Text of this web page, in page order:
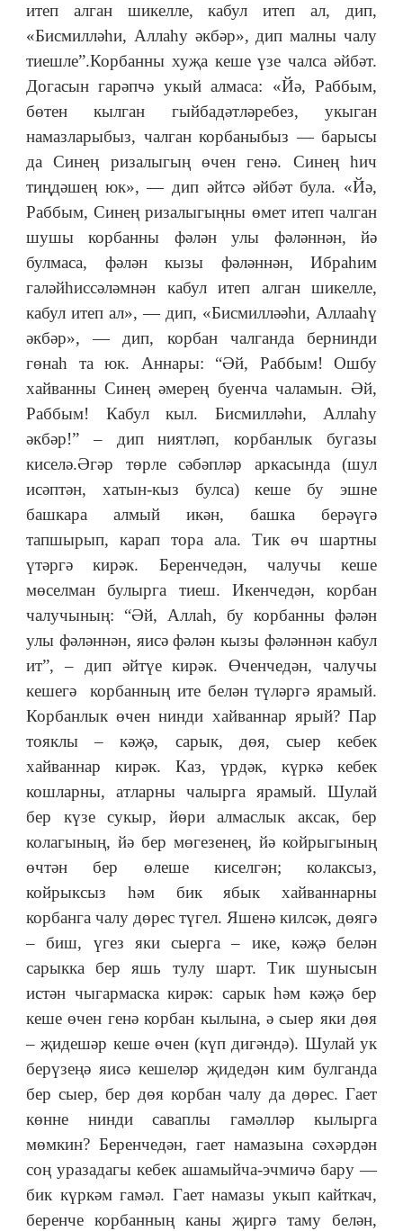
итеп алган шикелле, кабул итеп ал, дип,
«Бисмилләһи, Аллаһу әкбәр», дип малны чалу
тиешле”.Корбанны хуҗа кеше үзе чалса әйбәт.
Догасын гарәпчә укый алмаса: «Йә, Раббым,
бөтен кылган гыйбадәтләребез, укыган
намазларыбыз, чалган корбаныбыз — барысы
да Синең ризалыгың өчен генә. Синең һич
тиңдәшең юк», — дип әйтсә әйбәт була. «Йә,
Раббым, Синең ризалыгыңны өмет итеп чалган
шушы корбанны фәлән улы фәләннән, йә
булмаса, фәлән кызы фәләннән, Ибраһим
галәйһиссәләмнән кабул итеп алган шикелле,
кабул итеп ал», — дип, «Бисмилләәһи, Аллааһү
әкбәр», — дип, корбан чалганда бернинди
гөнаһ та юк. Аннары: “Әй, Раббым! Ошбу
хайванны Синең әмерең буенча чаламын. Әй,
Раббым! Кабул кыл. Бисмилләһи, Аллаһу
әкбәр!” – дип ниятләп, корбанлык бугазы
киселә.Әгәр төрле сәбәпләр аркасында (шул
исәптән, хатын-кыз булса) кеше бу эшне
башкара алмый икән, башка берәүгә
тапшырып, карап тора ала. Тик өч шартны
үтәргә кирәк. Беренчедән, чалучы кеше
мөселман булырга тиеш. Икенчедән, корбан
чалучының: “Әй, Аллаһ, бу корбанны фәлән
улы фәләннән, яисә фәлән кызы фәләннән кабул
ит”, – дип әйтүе кирәк. Өченчедән, чалучы
кешегә корбанның ите белән түләргә ярамый.
Корбанлык өчен нинди хайваннар ярый? Пар
тояклы – кәҗә, сарык, дөя, сыер кебек
хайваннар кирәк. Каз, үрдәк, күркә кебек
кошларны, атларны чалырга ярамый. Шулай
бер күзе сукыр, йөри алмаслык аксак, бер
колагының, йә бер мөгезенең, йә койрыгының
өчтән бер өлеше киселгән; колаксыз,
койрыксыз һәм бик ябык хайваннарны
корбанга чалу дөрес түгел. Яшенә килсәк, дөягә
– биш, үгез яки сыерга – ике, кәҗә белән
сарыкка бер яшь тулу шарт. Тик шунысын
истән чыгармаска кирәк: сарык һәм кәҗә бер
кеше өчен генә корбан кылына, ә сыер яки дөя
– җидешәр кеше өчен (күп дигәндә). Шулай ук
берүзеңә яисә кешеләр җидедән ким булганда
бер сыер, бер дөя корбан чалу да дөрес. Гает
көнне нинди саваплы гамәлләр кылырга
мөмкин? Беренчедән, гает намазына сәхәрдән
соң уразадагы кебек ашамыйча-эчмичә бару —
бик күркәм гамәл. Гает намазы укып кайткач,
беренче корбанның каны җиргә таму белән,